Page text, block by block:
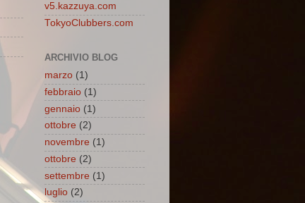
v5.kazzuya.com
TokyoClubbers.com
ARCHIVIO BLOG
marzo (1)
febbraio (1)
gennaio (1)
ottobre (2)
novembre (1)
ottobre (2)
settembre (1)
luglio (2)